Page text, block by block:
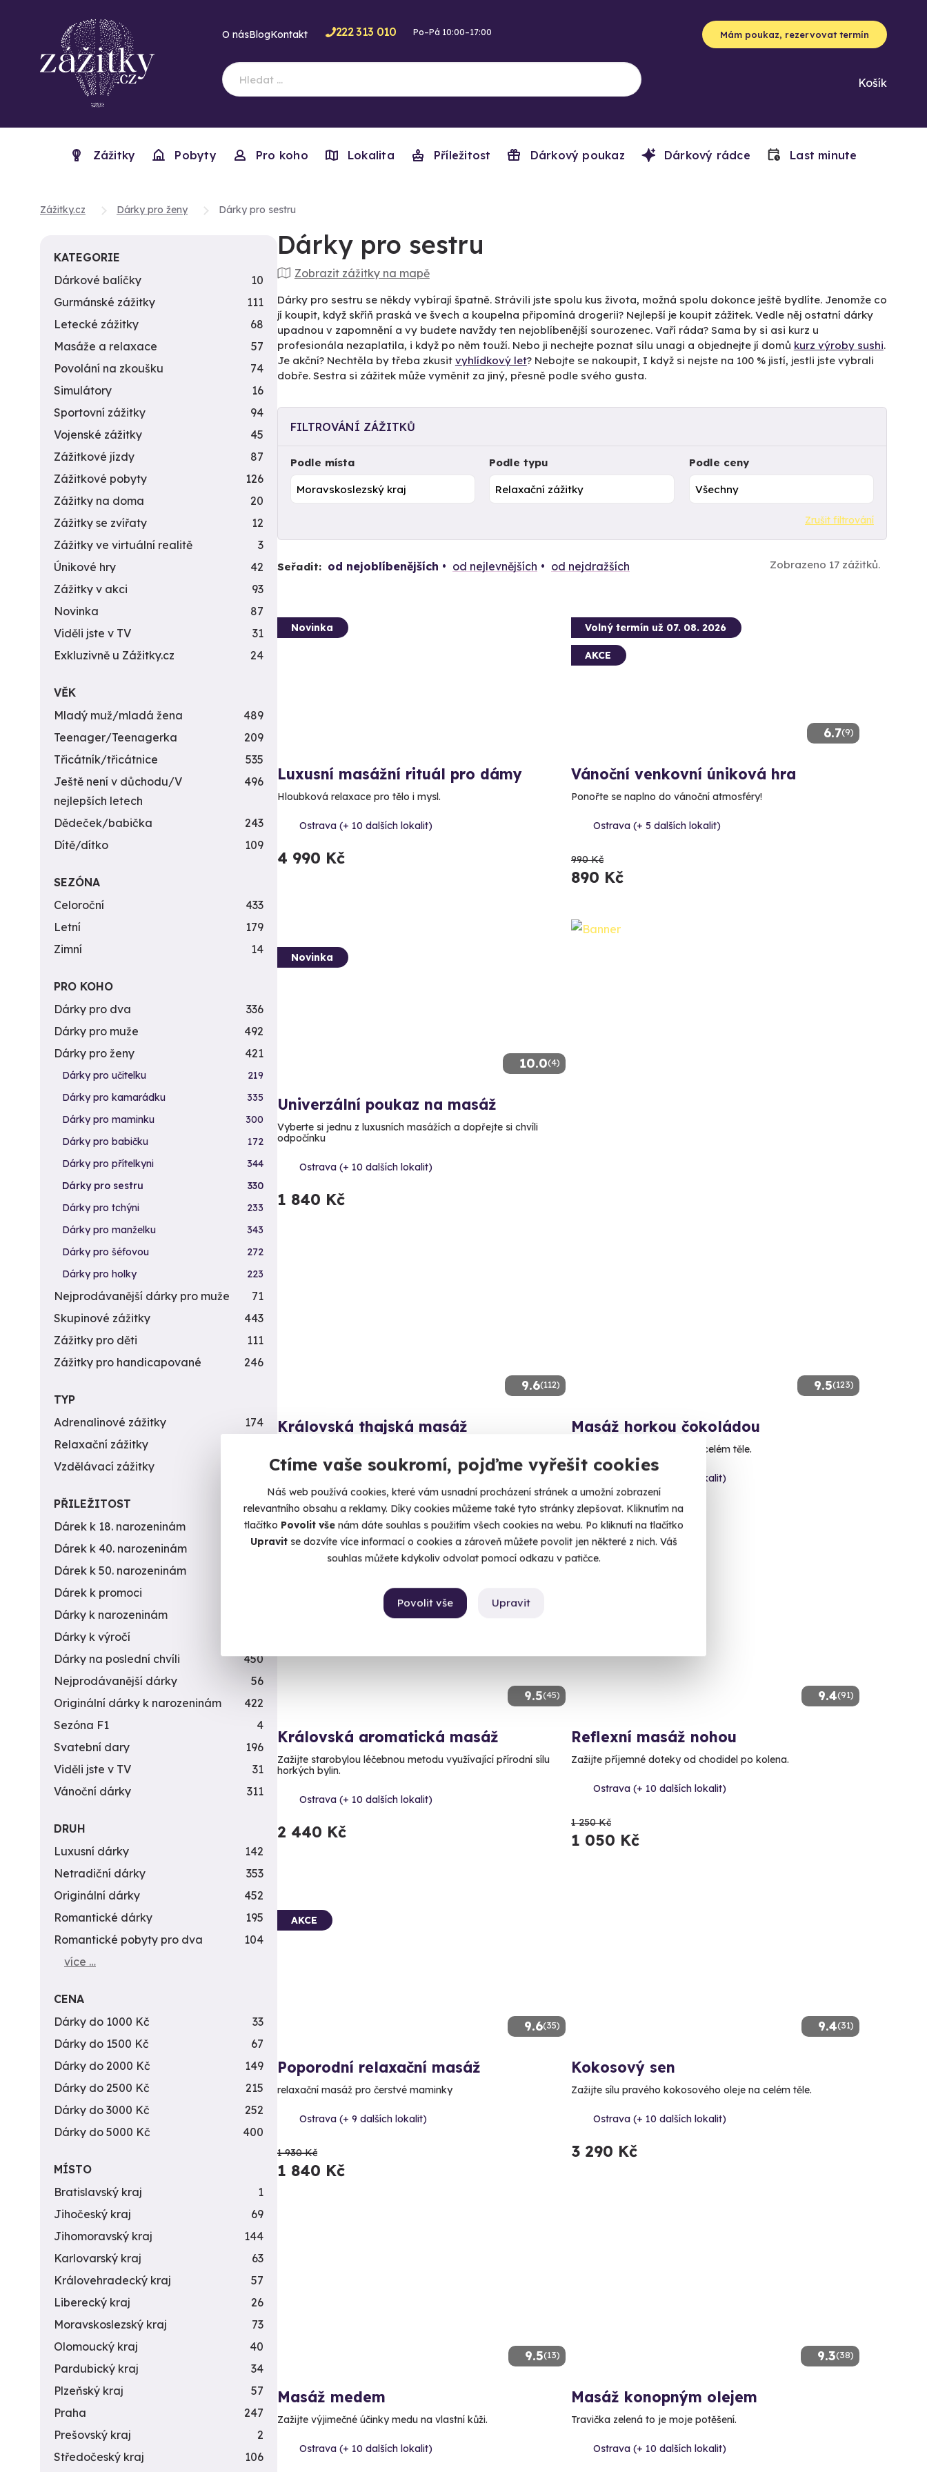
Ctíme vaše soukromí, pojďme vyřešit cookies
Náš web používá cookies, které vám usnadní procházení stránek a umožní zobrazení
relevantního obsahu a reklamy. Díky cookies můžeme také tyto stránky zlepšovat. Kliknutím na
tlačítko Povolit vše nám dáte souhlas s použitím všech cookies na webu. Po kliknutí na tlačítko
Upravitse dozvíte více informací o cookies a zároveň můžete povolit jen některé z nich. Váš
souhlas můžete kdykoliv odvolat pomocí odkazu v patičce.
Upravit
Povolit vše
O násBlogKontakt 222 313 010 Po–Pá 10:00–17:00 Mám poukaz, rezervovat termín
Košík
Zážitky Pobyty Pro koho Lokalita Příležitost Dárkový poukaz Dárkový rádce Last minute
Zážitky.cz Dárky pro ženy Dárky pro sestru
Dárky pro sestru
Zobrazit zážitky na mapě
Dárky pro sestru se někdy vybírají špatně. Strávili jste spolu kus života, možná spolu dokonce ještě bydlíte. Jenomže co
jí koupit, když skříň praská ve švech a koupelna připomíná drogerii? Nejlepší je koupit zážitek. Vedle něj ostatní dárky
upadnou v zapomnění a vy budete navždy ten nejoblíbenější sourozenec. Vaří ráda? Sama by si asi kurz u
profesionála nezaplatila, i když po něm touží. Nebo ji nechejte poznat sílu unagi a objednejte jí domů kurz výroby sushi.
Je akční? Nechtěla by třeba zkusit vyhlídkový let? Nebojte se nakoupit, I když si nejste na 100 % jistí, jestli jste vybrali
dobře. Sestra si zážitek může vyměnit za jiný, přesně podle svého gusta.
FILTROVÁNÍ ZÁŽITKŮ
Podle místa Podle typu Podle ceny
Zrušit filtrování
Seřadit: od nejoblíbenějších od nejlevnějších od nejdražších Zobrazeno 17 zážitků.
Novinka
Luxusní masážní rituál pro dámy
Hloubková relaxace pro tělo i mysl.
Ostrava (+ 10 dalších lokalit)
4 990 Kč
6.7(9)
Volný termín už 07. 08. 2026
AKCE
Vánoční venkovní úniková hra
Ponořte se naplno do vánoční atmosféry!
Ostrava (+ 5 dalších lokalit)
990 Kč
890 Kč
10.0(4)
Novinka
Univerzální poukaz na masáž
Vyberte si jednu z luxusních masážích a dopřejte si chvíli
odpočínku
Ostrava (+ 10 dalších lokalit)
1 840 Kč
9.6(112)
Královská thajská masáž
2 290 Kč
9.5(123)
Masáž horkou čokoládou
Zažijte čokoládový pocit na celém těle.
Ostrava (+ 10 dalších lokalit)
1 900 Kč
9.5(45)
Královská aromatická masáž
Zažijte starobylou léčebnou metodu využívající přírodní sílu
horkých bylin.
Ostrava (+ 10 dalších lokalit)
2 440 Kč
9.4(91)
Reflexní masáž nohou
Zažijte příjemné doteky od chodidel po kolena.
Ostrava (+ 10 dalších lokalit)
1 250 Kč
1 050 Kč
9.6(35)
AKCE
Poporodní relaxační masáž
relaxační masáž pro čerstvé maminky
Ostrava (+ 9 dalších lokalit)
1 930 Kč
1 840 Kč
9.4(31)
Kokosový sen
Zažijte sílu pravého kokosového oleje na celém těle.
Ostrava (+ 10 dalších lokalit)
3 290 Kč
9.5(13)
Masáž medem
Zažijte výjimečné účinky medu na vlastní kůži.
Ostrava (+ 10 dalších lokalit)
9.3(38)
Masáž konopným olejem
Travička zelená to je moje potěšení.
Ostrava (+ 10 dalších lokalit)
KATEGORIE
Dárkové balíčky
10
Gurmánské zážitky
111
Letecké zážitky
68
Masáže a relaxace
57
Povolání na zkoušku
74
Simulátory
16
Sportovní zážitky
94
Vojenské zážitky
45
Zážitkové jízdy
87
Zážitkové pobyty
126
Zážitky na doma
20
Zážitky se zvířaty
12
Zážitky ve virtuální realitě
3
Únikové hry
42
Zážitky v akci
93
Novinka
87
Viděli jste v TV
31
Exkluzivně u Zážitky.cz
24
VĚK
Mladý muž/mladá žena
489
Teenager/Teenagerka
209
Třicátník/třicátnice
535
Ještě není v důchodu/V
nejlepších letech
496
Dědeček/babička
243
Dítě/dítko
109
SEZÓNA
Celoroční
433
Letní
179
Zimní
14
PRO KOHO
Dárky pro dva
336
Dárky pro muže
492
Dárky pro ženy
421
Dárky pro učitelku
219
Dárky pro kamarádku
335
Dárky pro maminku
300
Dárky pro babičku
172
Dárky pro přítelkyni
344
Dárky pro sestru
330
Dárky pro tchýni
233
Dárky pro manželku
343
Dárky pro šéfovou
272
Dárky pro holky
223
Nejprodávanější dárky pro muže
71
Skupinové zážitky
443
Zážitky pro děti
111
Zážitky pro handicapované
246
TYP
Adrenalinové zážitky
174
Relaxační zážitky
Vzdělávací zážitky
PŘILEŽITOST
Dárek k 18. narozeninám
256
Dárek k 40. narozeninám
453
Dárek k 50. narozeninám
Dárek k promoci
Dárky k narozeninám
Dárky k výročí
Dárky na poslední chvíli
450
Nejprodávanější dárky
56
Originální dárky k narozeninám
422
Sezóna F1
4
Svatební dary
196
Viděli jste v TV
31
Vánoční dárky
311
DRUH
Luxusní dárky
142
Netradiční dárky
353
Originální dárky
452
Romantické dárky
195
Romantické pobyty pro dva
104
více …
CENA
Dárky do 1000 Kč
33
Dárky do 1500 Kč
67
Dárky do 2000 Kč
149
Dárky do 2500 Kč
215
Dárky do 3000 Kč
252
Dárky do 5000 Kč
400
MÍSTO
Bratislavský kraj
1
Jihočeský kraj
69
Jihomoravský kraj
144
Karlovarský kraj
63
Královehradecký kraj
57
Liberecký kraj
26
Moravskoslezský kraj
73
Olomoucký kraj
40
Pardubický kraj
34
Plzeňský kraj
57
Praha
247
Prešovský kraj
2
Středočeský kraj
106